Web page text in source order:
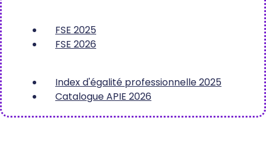
FSE 2025
FSE 2026
Index d'égalité professionnelle 2025
Catalogue APIE 2026